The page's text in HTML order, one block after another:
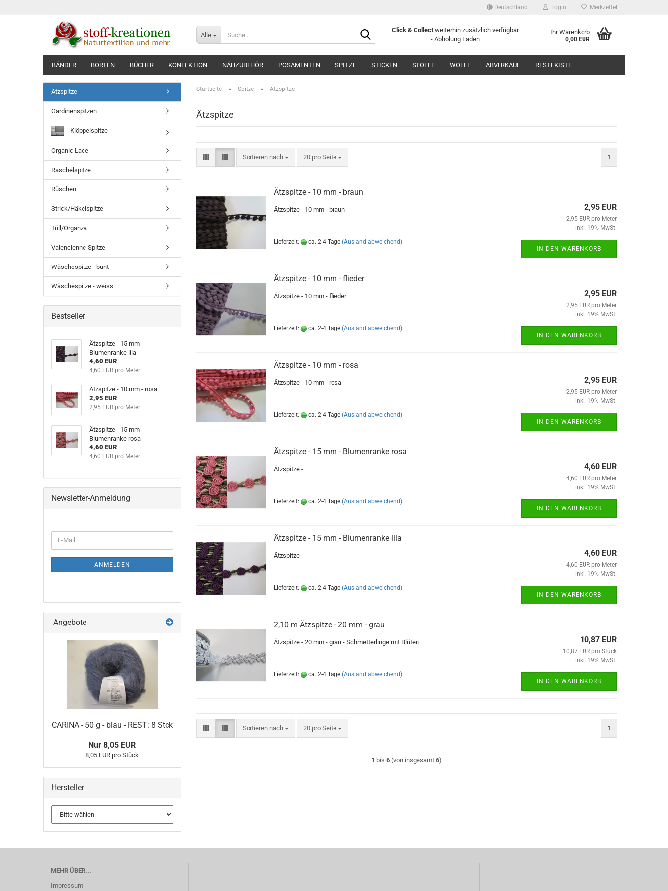
Deutschland Login Merkzettel
Alle
Suche...Click & Collectweiterhin zusätzlich verfügbar
- Abholung Laden
Ihr Warenkorb
0,00 EUR
BÄNDER BORTEN BÜCHER KONFEKTION NÄHZUBEHÖR POSAMENTEN SPITZE STICKEN STOFFE WOLLE ABVERKAUF RESTEKISTE
Startseite » Spitze » Ätzspitze
Ätzspitze
Sortieren nach
Sortieren nach 20 pro Seite
pro Seite 1
Ätzspitze - 10 mm - braun
Ätzspitze - 10 mm - braun
Lieferzeit: ca. 2-4 Tage (Ausland abweichend)
2,95 EUR
2,95 EUR pro Meter
inkl. 19% MwSt.
IN DEN WARENKORB
Ätzspitze - 10 mm - flieder
Ätzspitze - 10 mm - flieder
Lieferzeit: ca. 2-4 Tage (Ausland abweichend)
2,95 EUR
2,95 EUR pro Meter
inkl. 19% MwSt.
IN DEN WARENKORB
Ätzspitze - 10 mm - rosa
Ätzspitze - 10 mm - rosa
Lieferzeit: ca. 2-4 Tage (Ausland abweichend)
2,95 EUR
2,95 EUR pro Meter
inkl. 19% MwSt.
IN DEN WARENKORB
Ätzspitze - 15 mm - Blumenranke rosa
Ätzspitze -
Lieferzeit: ca. 2-4 Tage (Ausland abweichend)
4,60 EUR
4,60 EUR pro Meter
inkl. 19% MwSt.
IN DEN WARENKORB
Ätzspitze - 15 mm - Blumenranke lila
Ätzspitze -
Lieferzeit: ca. 2-4 Tage (Ausland abweichend)
4,60 EUR
4,60 EUR pro Meter
inkl. 19% MwSt.
IN DEN WARENKORB
2,10 m Ätzspitze - 20 mm - grau
Ätzspitze - 20 mm - grau - Schmetterlinge mit Blüten
Lieferzeit: ca. 2-4 Tage (Ausland abweichend)
10,87 EUR
10,87 EUR pro Stück
inkl. 19% MwSt.
IN DEN WARENKORB
Sortieren nach
Sortieren nach 20 pro Seite
pro Seite 1
1 bis6 (von insgesamt6)
Ätzspitze
Gardinenspitzen
Klöppelspitze
Organic Lace
Raschelspitze
Rüschen
Strick/Häkelspitze
Tüll/Organza
Valencienne-Spitze
Wäschespitze - bunt
Wäschespitze - weiss
Bestseller
Ätzspitze - 15 mm -
Blumenranke lila
4,60 EUR
4,60 EUR pro Meter
Ätzspitze - 10 mm - rosa
2,95 EUR
2,95 EUR pro Meter
Ätzspitze - 15 mm -
Blumenranke rosa
4,60 EUR
4,60 EUR pro Meter
Newsletter-Anmeldung
ZUR
E-
Mail
ANMELDEN
Angebote
CARINA - 50 g - blau - REST: 8 Stck
Nur 8,05 EUR
8,05 EUR pro Stück
Hersteller
MEHR ÜBER...
Impressum